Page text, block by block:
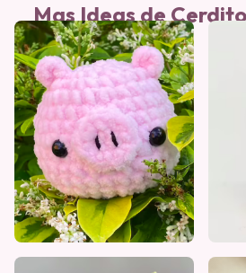
Mas Ideas de